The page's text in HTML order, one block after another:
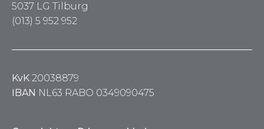
5037 LG Tilburg
(013) 5 952 952
KvK 20038879
IBAN NL63 RABO 0349090475